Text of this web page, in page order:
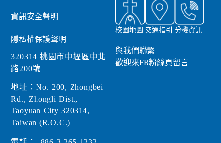
資訊安全聲明
隱私權保護聲明
320314 桃園市中壢區中北
路200號
地址：No. 200, Zhongbei
Rd., Zhongli Dist.,
Taoyuan City 320314,
Taiwan (R.O.C.)
校園地圖 交通指引 分機資訊
與我們聯繫
歡迎來FB粉絲頁留言